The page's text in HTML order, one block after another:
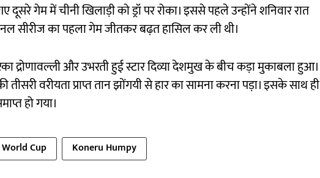
गेम में चीनी खिलाड़ी को ड्रॉ पर रोका। इससे पहले उन्होंने शनिवार रात
सीरीज का पहला गेम जीतकर बढ़त हासिल कर ली थी।
द्रोणावल्ली और उभरती हुई स्टार दिव्या देशमुख के बीच कड़ा मुकाबला हुआ।
वरीयता प्राप्त तान झोंगयी से हार का सामना करना पड़ा। इसके साथ ही
हो गया।
Cup Koneru Humpy